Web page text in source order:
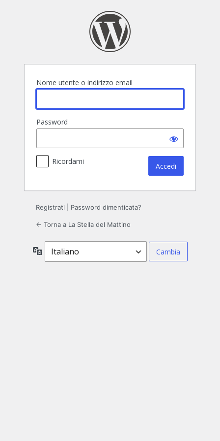
Nome utente o indirizzo email
Password
Ricordami
Registrati Password dimenticata?
← Torna a La Stella del Mattino
Lingua